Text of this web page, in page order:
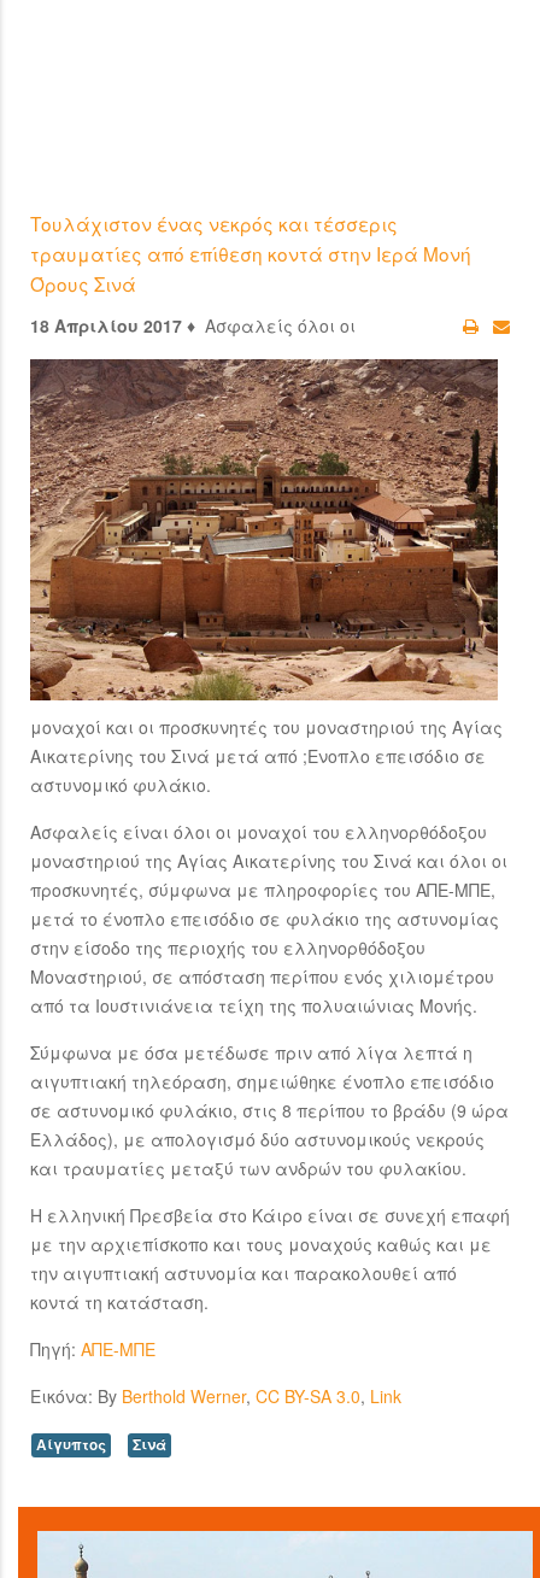
Τουλάχιστον ένας νεκρός και τέσσερις
τραυματίες από επίθεση κοντά στην Ιερά Μονή
Όρους Σινά
18 Απριλίου 2017 ♦ Ασφαλείς όλοι οι
μοναχοί και οι προσκυνητές του μοναστηριού της Αγίας
Αικατερίνης του Σινά μετά από ;Eνοπλο επεισόδιο σε
αστυνομικό φυλάκιο.
Ασφαλείς είναι όλοι οι μοναχοί του ελληνορθόδοξου
μοναστηριού της Αγίας Αικατερίνης του Σινά και όλοι οι
προσκυνητές, σύμφωνα με πληροφορίες του ΑΠΕ-ΜΠΕ,
μετά το ένοπλο επεισόδιο σε φυλάκιο της αστυνομίας
στην είσοδο της περιοχής του ελληνορθόδοξου
Μοναστηριού, σε απόσταση περίπου ενός χιλιομέτρου
από τα Ιουστινιάνεια τείχη της πολυαιώνιας Μονής.
Σύμφωνα με όσα μετέδωσε πριν από λίγα λεπτά η
αιγυπτιακή τηλεόραση, σημειώθηκε ένοπλο επεισόδιο
σε αστυνομικό φυλάκιο, στις 8 περίπου το βράδυ (9 ώρα
Ελλάδος), με απολογισμό δύο αστυνομικούς νεκρούς
και τραυματίες μεταξύ των ανδρών του φυλακίου.
Η ελληνική Πρεσβεία στο Κάιρο είναι σε συνεχή επαφή
με την αρχιεπίσκοπο και τους μοναχούς καθώς και με
την αιγυπτιακή αστυνομία και παρακολουθεί από
κοντά τη κατάσταση.
Πηγή: ΑΠΕ-ΜΠΕ
Εικόνα: By Berthold Werner, CC BY-SA 3.0, Link
Αίγυπτος Σινά